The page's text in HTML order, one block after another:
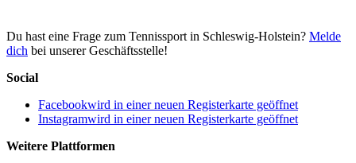
Du hast eine Frage zum Tennissport in Schleswig-Holstein? Melde
dich bei unserer Geschäftsstelle!
Social
Facebookwird in einer neuen Registerkarte geöffnet
Instagramwird in einer neuen Registerkarte geöffnet
Weitere Plattformen